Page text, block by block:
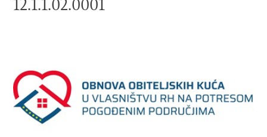
12.1.1.02.0001